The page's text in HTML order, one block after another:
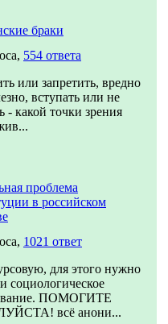
браки
554 ответа
или запретить, вредно
вступать или не
- какой точки зрения
проблема
в российском
1021 ответ
для этого нужно
социологическое
ПОМОГИТЕ
всё анони...